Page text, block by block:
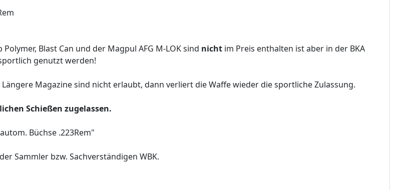
Polymer, Blast Can und der Magpul AFG M-LOK sind nicht im Preis enthalten ist aber in der BKA
genutzt werden!
Magazine sind nicht erlaubt, dann verliert die Waffe wieder die sportliche Zulassung.
Schießen zugelassen.
Büchse .223Rem"
Sammler bzw. Sachverständigen WBK.